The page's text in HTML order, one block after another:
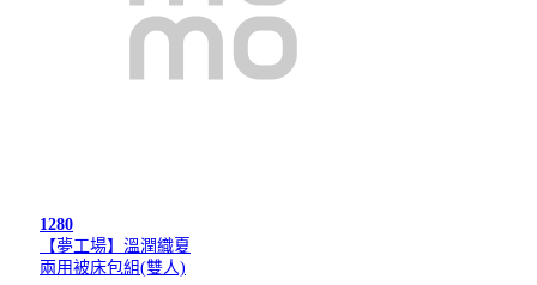
1280
【夢工場】溫潤織夏
兩用被床包組(雙人)